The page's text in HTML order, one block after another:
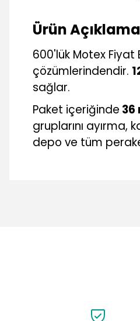
Ürün
600'lük Motex
çözümlerindendir.
sağlar.
Paket içeriğinde 36
gruplarını
depo ve tüm
Bu ürüne benzer farklı